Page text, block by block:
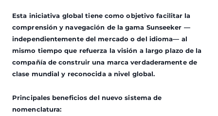
Esta iniciativa global tiene como objetivo facilitar la
comprensión y navegación de la gama Sunseeker —
independientemente del mercado o del idioma— al
mismo tiempo que refuerza la visión a largo plazo de la
compañía de construir una marca verdaderamente de
clase mundial y reconocida a nivel global.
Principales beneficios del nuevo sistema de
nomenclatura: